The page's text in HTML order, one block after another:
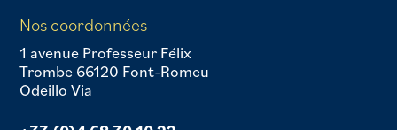
Nos coordonnées
1 avenue Professeur Félix
Trombe 66120 Font-Romeu
Odeillo Via